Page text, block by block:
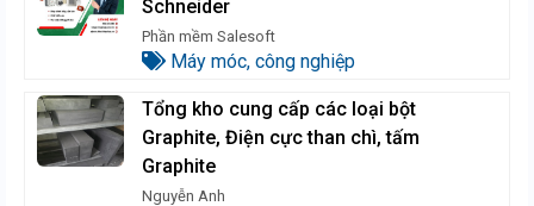
Schneider
Phần mềm Salesoft
Máy móc, công nghiệp
Tổng kho cung cấp các loại bột
Graphite, Điện cực than chì, tấm
Graphite
Nguyễn Anh